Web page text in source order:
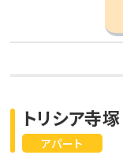
アパート
トリシア寺塚